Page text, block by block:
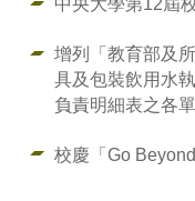
增列「教育部及
具及包裝飲用水
負責明細表之各
校慶「Go